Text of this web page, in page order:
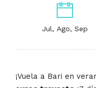
Jul, Ago, Sep
¡Vuela a Bari en